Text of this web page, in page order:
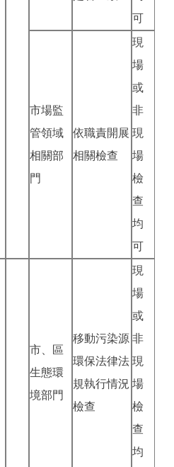
可
市場監
管領域
相關部
門
依職責開展
相關檢查
現
場
或
非
現
場
檢
查
均
可
市、區
生態環
境部門
移動污染源
環保法律法
規執行情況
檢查
現
場
或
非
現
場
檢
查
均